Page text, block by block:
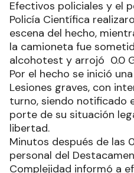
Efectivos policiales y el
Policía Científica
escena del hecho,
la camioneta fue
alcohotest y arrojó 0.0
Por el hecho se inició
Lesiones graves, con
turno, siendo notificado
porte de su situación
libertad.
Minutos después de las
personal del
Complejidad informó a